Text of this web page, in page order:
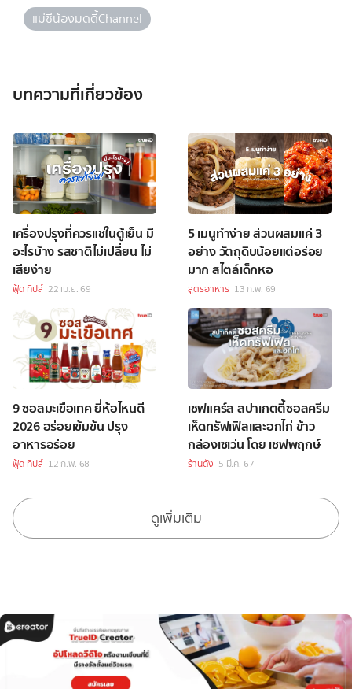
แม่ซีน้องมดดี้Channel
บทความที่เกี่ยวข้อง
เครื่องปรุงที่ควรแช่ในตู้เย็น มี
อะไรบ้าง รสชาติไม่เปลี่ยน ไม่
เสียง่าย
ฟู้ด ทิปส์ 22 เม.ย. 69
5 เมนูทำง่าย ส่วนผสมแค่ 3
อย่าง วัตถุดิบน้อยแต่อร่อย
มาก สไตล์เด็กหอ
สูตรอาหาร 13 ก.พ. 69
9 ซอสมะเขือเทศ ยี่ห้อไหนดี
2026 อร่อยเข้มข้น ปรุง
อาหารอร่อย
ฟู้ด ทิปส์ 12 ก.พ. 68
เชฟแคร์ส สปาเกตตี้ซอสครีม
เห็ดทรัฟเฟิลและอกไก่ ข้าว
กล่องเซเว่น โดย เชฟพฤกษ์
ร้านดัง 5 มี.ค. 67
ดูเพิ่มเติม